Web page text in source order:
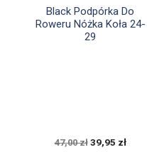
Szybki podgląd
Black Podpórka Do
Roweru Nóżka Koła 24-
29
47,00 zł 39,95 zł